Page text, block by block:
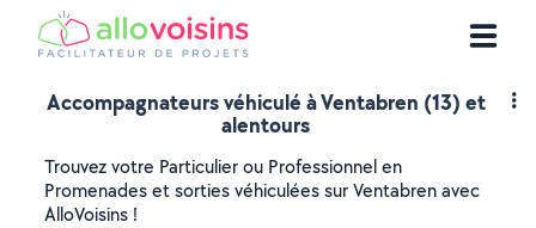
Accompagnateurs véhiculé à Ventabren (13) et
alentours
Trouvez votre Particulier ou Professionnel en
Promenades et sorties véhiculées sur Ventabren avec
AlloVoisins !